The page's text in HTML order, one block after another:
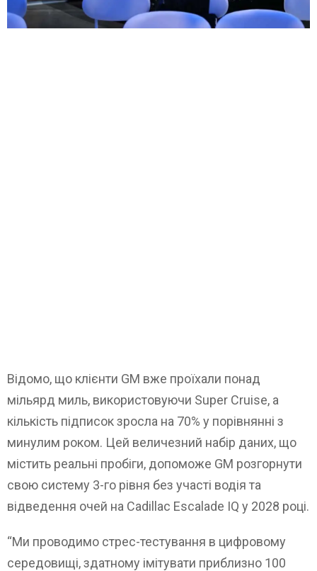
Відомо, що клієнти GM вже проїхали понад
мільярд миль, використовуючи Super Cruise, а
кількість підписок зросла на 70% у порівнянні з
минулим роком. Цей величезний набір даних, що
містить реальні пробіги, допоможе GM розгорнути
свою систему 3-го рівня без участі водія та
відведення очей на Cadillac Escalade IQ у 2028 році.
“Ми проводимо стрес-тестування в цифровому
середовищі, здатному імітувати приблизно 100